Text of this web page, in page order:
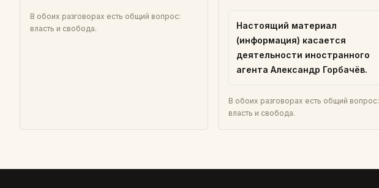
В обоих разговорах есть общий вопрос:
власть и свобода.
Настоящий материал
(информация) касается
деятельности иностранного
агента Александр Горбачёв.
В обоих разговорах есть общий вопрос:
власть и свобода.